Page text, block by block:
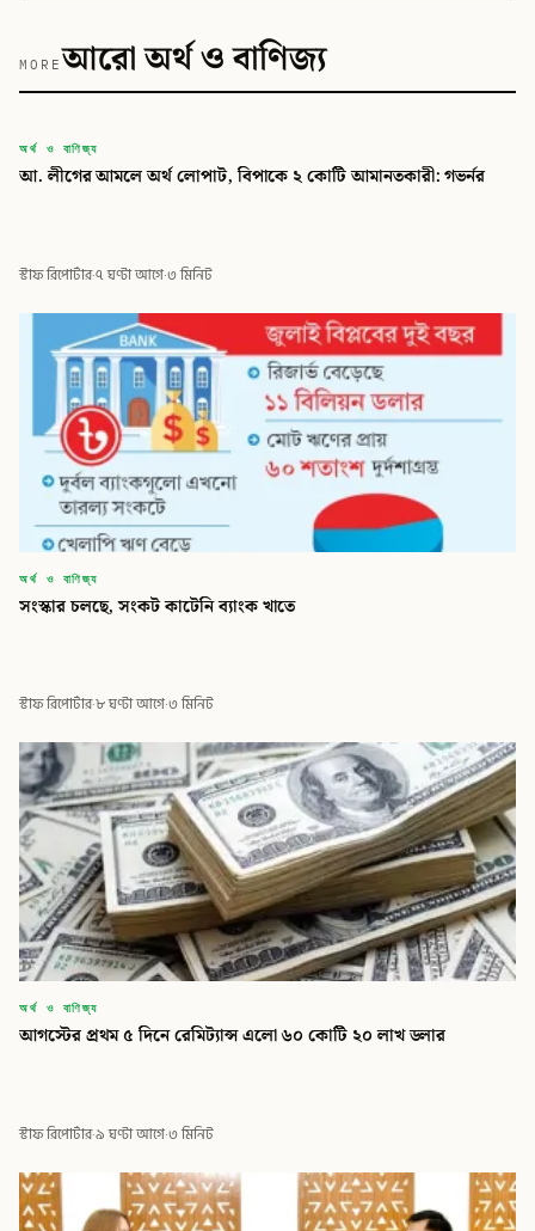
MOREআরো অর্থ ও বাণিজ্য
বিডি
বিডি গ্লোবাল টাইমস
অর্থ ও বাণিজ্য
আ. লীগের আমলে অর্থ লোপাট, বিপাকে ২ কোটি আমানতকারী: গভর্নর
স্টাফ রিপোর্টার·৭ ঘণ্টা আগে·৩ মিনিট
অর্থ ও বাণিজ্য
সংস্কার চলছে, সংকট কাটেনি ব্যাংক খাতে
স্টাফ রিপোর্টার·৮ ঘণ্টা আগে·৩ মিনিট
অর্থ ও বাণিজ্য
আগস্টের প্রথম ৫ দিনে রেমিট্যান্স এলো ৬০ কোটি ২০ লাখ ডলার
স্টাফ রিপোর্টার·৯ ঘণ্টা আগে·৩ মিনিট